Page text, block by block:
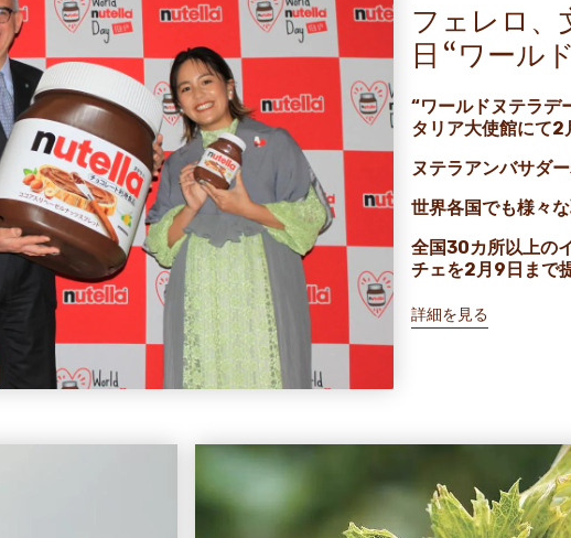
フェレロ、
日 “ワール
“ワールドヌテラデ
タリア大使館にて2
ヌテラアンバサダ
世界各国でも様々
全国30カ所以上の
チェを2月9日まで
詳細を見る